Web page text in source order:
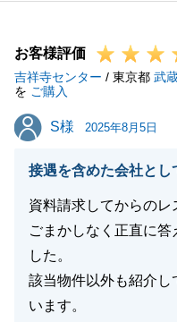
は、K様ご家族のおか
今回のお取引におい
多くいただきました。
今後の営業の糧とさせ
お客様評価
吉祥寺センター / 東京都 武
を ご購入
S様
S様 2025年8月5日
接遇を含めた会社とし
資料請求してからの
ごまかしなく正直に答
した。
該当物件以外も紹介し
います。